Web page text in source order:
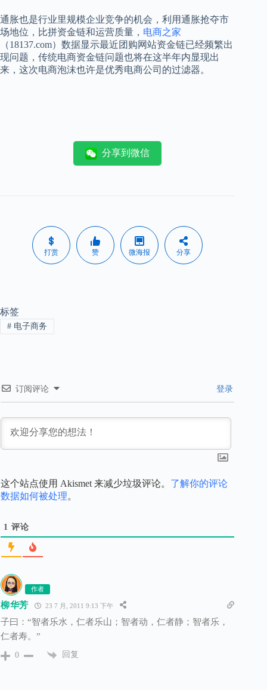
通胀也是行业里规模企业竞争的机会，利用通胀抢夺市
场地位，比拼资金链和运营质量， 电商之家
（18137.com）数据显示最近团购网站资金链已经频繁出
现问题，传统电商资金链问题也将在这半年内显现出
来，这次电商泡沫也许是优秀电商公司的过滤器。
分享到微信
打赏 赞 微海报 分享
标签
#电子商务
订阅评论 登录
这个站点使用 Akismet 来减少垃圾评论。 了解你的评论
数据如何被处理。
1 评论
作者
柳华芳 23 7 月, 2011 9:13 下午
子曰：“智者乐水，仁者乐山；智者动，仁者静；智者乐，
仁者寿。”
0 回复